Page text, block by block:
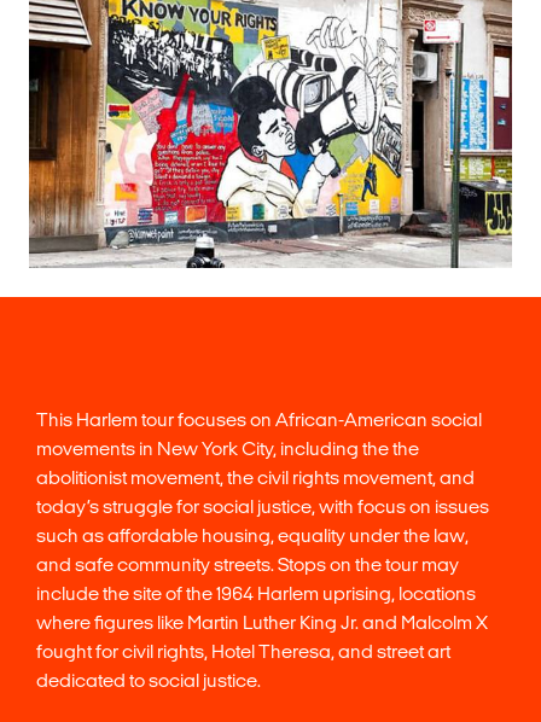
This Harlem tour focuses on African-American social
movements in New York City, including the the
abolitionist movement, the civil rights movement, and
today’s struggle for social justice, with focus on issues
such as affordable housing, equality under the law,
and safe community streets. Stops on the tour may
include the site of the 1964 Harlem uprising, locations
where figures like Martin Luther King Jr. and Malcolm X
fought for civil rights, Hotel Theresa, and street art
dedicated to social justice.